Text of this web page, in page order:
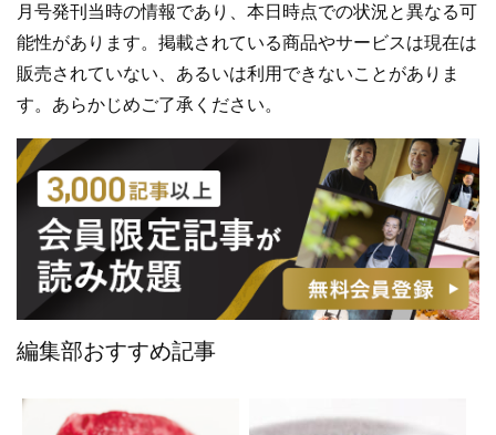
月号発刊当時の情報であり、本日時点での状況と異なる可
能性があります。掲載されている商品やサービスは現在は
販売されていない、あるいは利用できないことがありま
す。あらかじめご了承ください。
編集部おすすめ記事